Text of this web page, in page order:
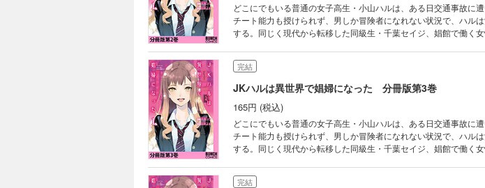
どこにでもいる普通の女子高生・小山ハルは、ある日交通事故に
チート能力も授けられず、男しか冒険者になれない状況で、ハル
する。同じく現代から転移した同級生・千葉セイジ、娼館で働く
界転生小説がついにコミカライズ！ 分冊版第2巻！
完結
JKハルは異世界で娼婦になった 分冊版第3巻
165円 (税込)
どこにでもいる普通の女子高生・小山ハルは、ある日交通事故に
チート能力も授けられず、男しか冒険者になれない状況で、ハル
する。同じく現代から転移した同級生・千葉セイジ、娼館で働く
界転生小説がついにコミカライズ！ 分冊版第3巻！
完結